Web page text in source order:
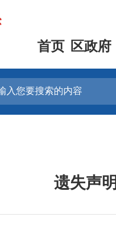
首页 区政府
遗失声明